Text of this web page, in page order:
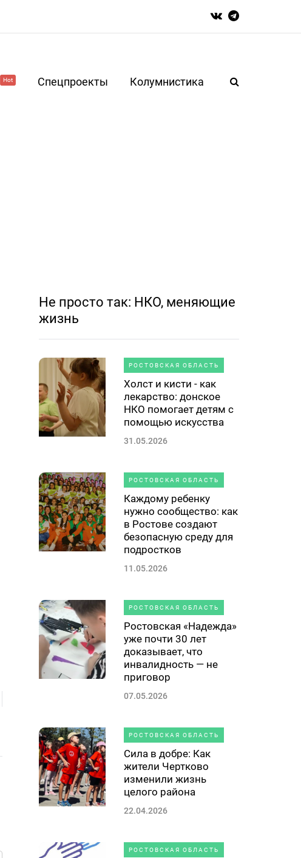
Hot Спецпроекты Колумнистика
Не просто так: НКО, меняющие
жизнь
РОСТОВСКАЯ ОБЛАСТЬ
Холст и кисти - как
лекарство: донское
НКО помогает детям с
помощью искусства
31.05.2026
РОСТОВСКАЯ ОБЛАСТЬ
Каждому ребенку
нужно сообщество: как
в Ростове создают
безопасную среду для
подростков
11.05.2026
РОСТОВСКАЯ ОБЛАСТЬ
Ростовская «Надежда»
уже почти 30 лет
доказывает, что
инвалидность — не
приговор
07.05.2026
РОСТОВСКАЯ ОБЛАСТЬ
Сила в добре: Как
жители Чертково
изменили жизнь
целого района
22.04.2026
РОСТОВСКАЯ ОБЛАСТЬ